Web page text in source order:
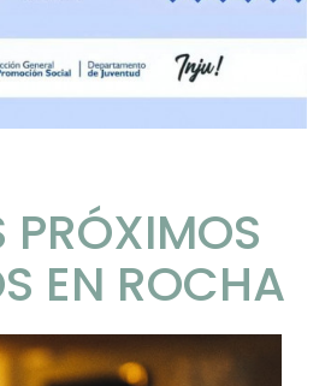
PRÓXIMOS
EN ROCHA